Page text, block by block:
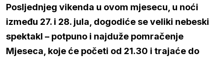
Posljednjeg vikenda u ovom mjesecu, u noći
između 27. i 28. jula, dogodiće se veliki nebeski
spektakl – potpuno i najduže pomračenje
Mjeseca, koje će početi od 21.30 i trajaće do